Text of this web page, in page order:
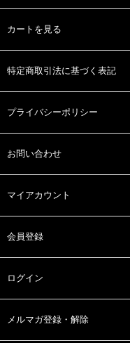
カートを見る
特定商取引法に基づく表記
プライバシーポリシー
お問い合わせ
マイアカウント
会員登録
ログイン
メルマガ登録・解除